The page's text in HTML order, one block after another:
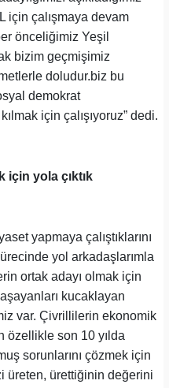
için çalışmaya devam
önceliğimiz Yeşil
bizim geçmişimiz
doludur.biz bu
demokrat
için çalışıyoruz” dedi.
için yola çıktık
yapmaya çalıştıklarını
yol arkadaşlarımla
ortak adayı olmak için
kucaklayan
var. Çivrillilerin ekonomik
özellikle son 10 yılda
sorunlarını çözmek için
üreten, ürettiğinin değerini